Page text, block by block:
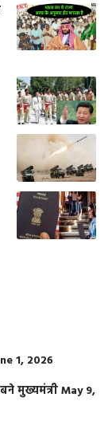
1, 2026
मुख्यमंत्रीMay 9,